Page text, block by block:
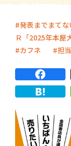
発表までまて
Ｒ「2025年本屋
カフネ
担